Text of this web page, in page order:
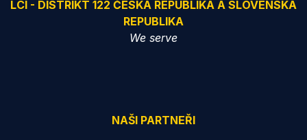
LCI - DISTRIKT 122 ČESKÁ REPUBLIKA A SLOVENSKÁ
REPUBLIKA
We serve
NAŠI PARTNEŘI